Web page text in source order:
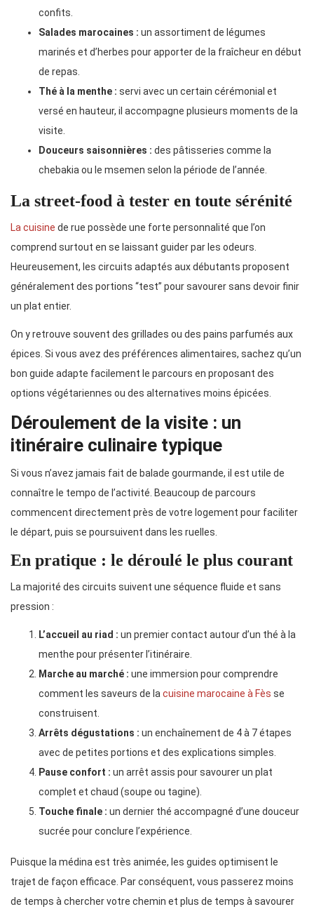
confits.
Salades marocaines : un assortiment de légumes
marinés et d’herbes pour apporter de la fraîcheur en début
de repas.
Thé à la menthe : servi avec un certain cérémonial et
versé en hauteur, il accompagne plusieurs moments de la
visite.
Douceurs saisonnières : des pâtisseries comme la
chebakia ou le msemen selon la période de l’année.
La street-food à tester en toute sérénité
La cuisine de rue possède une forte personnalité que l’on
comprend surtout en se laissant guider par les odeurs.
Heureusement, les circuits adaptés aux débutants proposent
généralement des portions “test” pour savourer sans devoir finir
un plat entier.
On y retrouve souvent des grillades ou des pains parfumés aux
épices. Si vous avez des préférences alimentaires, sachez qu’un
bon guide adapte facilement le parcours en proposant des
options végétariennes ou des alternatives moins épicées.
Déroulement de la visite : un
itinéraire culinaire typique
Si vous n’avez jamais fait de balade gourmande, il est utile de
connaître le tempo de l’activité. Beaucoup de parcours
commencent directement près de votre logement pour faciliter
le départ, puis se poursuivent dans les ruelles.
En pratique : le déroulé le plus courant
La majorité des circuits suivent une séquence fluide et sans
pression :
L’accueil au riad : un premier contact autour d’un thé à la
menthe pour présenter l’itinéraire.
Marche au marché : une immersion pour comprendre
comment les saveurs de lacuisine marocaine à Fès se
construisent.
Arrêts dégustations : un enchaînement de 4 à 7 étapes
avec de petites portions et des explications simples.
Pause confort : un arrêt assis pour savourer un plat
complet et chaud (soupe ou tagine).
Touche finale : un dernier thé accompagné d’une douceur
sucrée pour conclure l’expérience.
Puisque la médina est très animée, les guides optimisent le
trajet de façon efficace. Par conséquent, vous passerez moins
de temps à chercher votre chemin et plus de temps à savourer